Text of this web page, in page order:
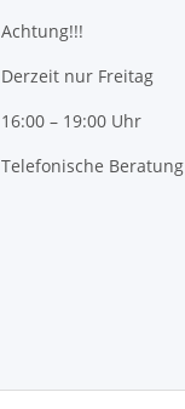
Achtung!!!
Derzeit nur Freitag
16:00 – 19:00 Uhr
Telefonische Beratung